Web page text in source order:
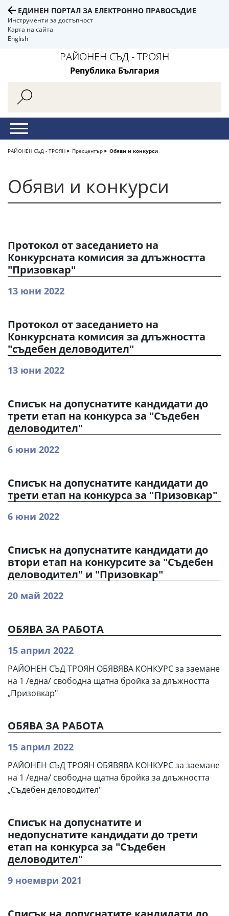
ЕДИНЕН ПОРТАЛ ЗА ЕЛЕКТРОННО ПРАВОСЪДИЕ
Инструменти за достъпност
Карта на сайта
English
РАЙОНЕН СЪД - ТРОЯН
Република България
РАЙОНЕН СЪД - ТРОЯН Пресцентър Обяви и конкурси
Обяви и конкурси
Протокол от заседанието на
Конкурсната комисия за длъжността
"Призовкар"
13 юни 2022
Протокол от заседанието на
Конкурсната комисия за длъжността
"съдебен деловодител"
13 юни 2022
Списък на допуснатите кандидати до
трети етап на конкурса за "Съдебен
деловодител"
6 юни 2022
Списък на допуснатите кандидати до
трети етап на конкурса за "Призовкар"
6 юни 2022
Списък на допуснатите кандидати до
втори етап на конкурсите за "Съдебен
деловодител" и "Призовкар"
20 май 2022
ОБЯВА ЗА РАБОТА
15 април 2022
РАЙОНЕН СЪД ТРОЯН ОБЯВЯВА КОНКУРС за заемане
на 1 /една/ свободна щатна бройка за длъжността
„Призовкар"
ОБЯВА ЗА РАБОТА
15 април 2022
РАЙОНЕН СЪД ТРОЯН ОБЯВЯВА КОНКУРС за заемане
на 1 /една/ свободна щатна бройка за длъжността
„Съдебен деловодител"
Списък на допуснатите и
недопуснатите кандидати до трети
етап на конкурса за "Съдебен
деловодител"
9 ноември 2021